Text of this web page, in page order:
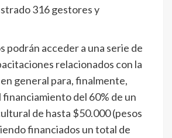
316 gestores y
podrán acceder a una serie de
relacionados con la
general para, finalmente,
del 60% de un
de hasta $50.000 (pesos
financiados un total de